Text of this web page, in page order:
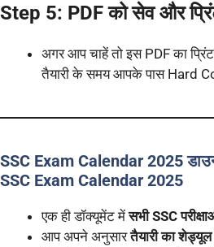
Step 5: PDF को सेव और
अगर आप चाहें तो इस PDF का
तैयारी के समय आपके पास Hard
SSC Exam Calendar 2025
SSC Exam Calendar 2025
एक ही डॉक्यूमेंट मेंसभी SSC
आप अपने अनुसारतैयारी का शेड्यूल